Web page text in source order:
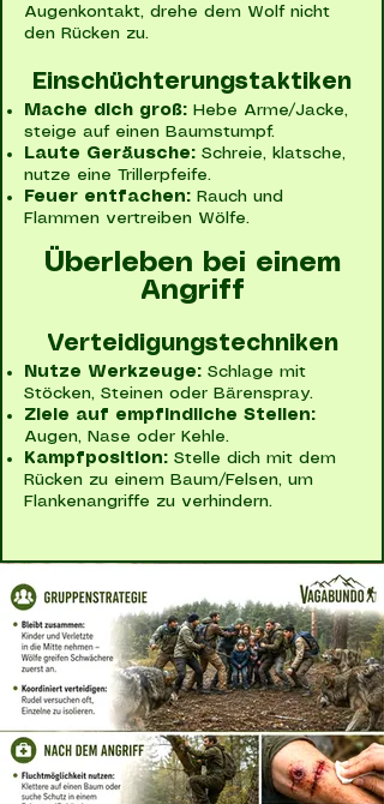
Augenkontakt, drehe dem Wolf nicht
den Rücken zu.
Einschüchterungstaktiken
Mache dich groß: Hebe Arme/Jacke,
steige auf einen Baumstumpf.
Laute Geräusche: Schreie, klatsche,
nutze eine Trillerpfeife.
Feuer entfachen: Rauch und
Flammen vertreiben Wölfe.
Überleben bei einem
Angriff
Verteidigungstechniken
Nutze Werkzeuge: Schlage mit
Stöcken, Steinen oder Bärenspray.
Ziele auf empfindliche Stellen:
Augen, Nase oder Kehle.
Kampfposition: Stelle dich mit dem
Rücken zu einem Baum/Felsen, um
Flankenangriffe zu verhindern.